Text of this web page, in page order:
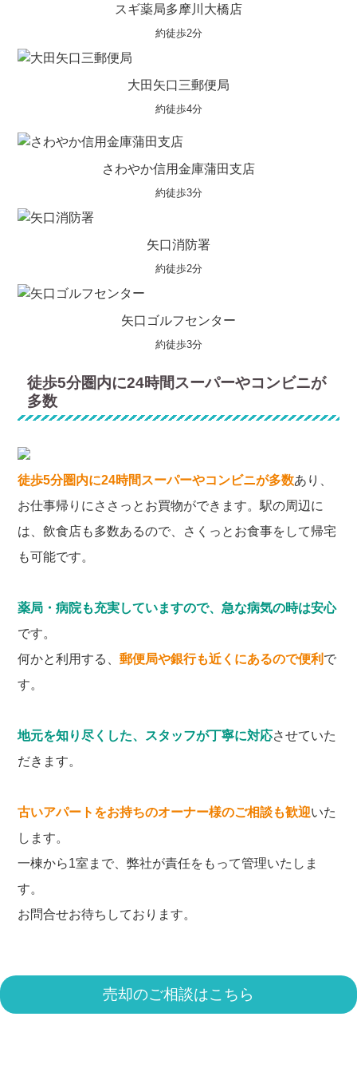
スギ薬局多摩川大橋店
約徒歩2分
大田矢口三郵便局
約徒歩4分
さわやか信用金庫蒲田支店
約徒歩3分
矢口消防署
約徒歩2分
矢口ゴルフセンター
約徒歩3分
徒歩5分圏内に24時間スーパーやコンビニが
多数
徒歩5分圏内に24時間スーパーやコンビニが多数あり、
お仕事帰りにささっとお買物ができます。駅の周辺に
は、飲食店も多数あるので、さくっとお食事をして帰宅
も可能です。
薬局・病院も充実していますので、急な病気の時は安心
です。
何かと利用する、郵便局や銀行も近くにあるので便利 で
す。
地元を知り尽くした、スタッフが丁寧に対応させていた
だきます。
古いアパートをお持ちのオーナー様のご相談も歓迎いた
します。
一棟から1室まで、弊社が責任をもって管理いたしま
す。
お問合せお待ちしております。
売却のご相談はこちら